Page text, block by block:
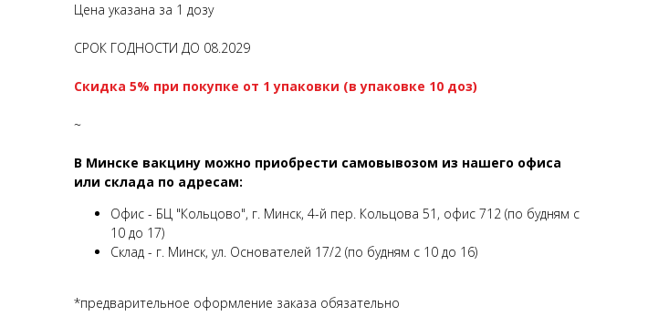
Цена указана за 1 дозу
СРОК ГОДНОСТИ ДО 08.2029
Скидка 5% при покупке от 1 упаковки (в упаковке 10 доз)
~
В Минске вакцину можно приобрести самовывозом из нашего офиса
или склада по адресам:
Офис - БЦ "Кольцово", г. Минск, 4-й пер. Кольцова 51, офис 712 (по будням с
10 до 17)
Склад - г. Минск, ул. Основателей 17/2 (по будням с 10 до 16)
*предварительное оформление заказа обязательно